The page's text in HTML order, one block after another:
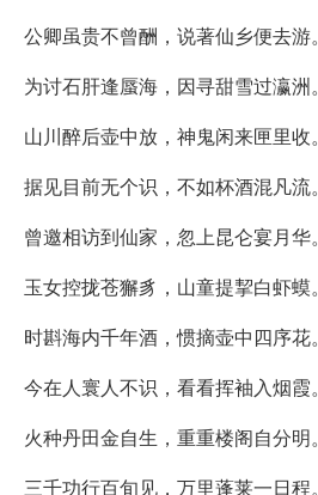
公卿虽贵不曾酬，说著仙乡便去游。
为讨石肝逢蜃海，因寻甜雪过瀛洲。
山川醉后壶中放，神鬼闲来匣里收。
据见目前无个识，不如杯酒混凡流。
曾邀相访到仙家，忽上昆仑宴月华。
玉女控拢苍獬豸，山童提挈白虾蟆。
时斟海内千年酒，惯摘壶中四序花。
今在人寰人不识，看看挥袖入烟霞。
火种丹田金自生，重重楼阁自分明。
三千功行百旬见，万里蓬莱一日程。